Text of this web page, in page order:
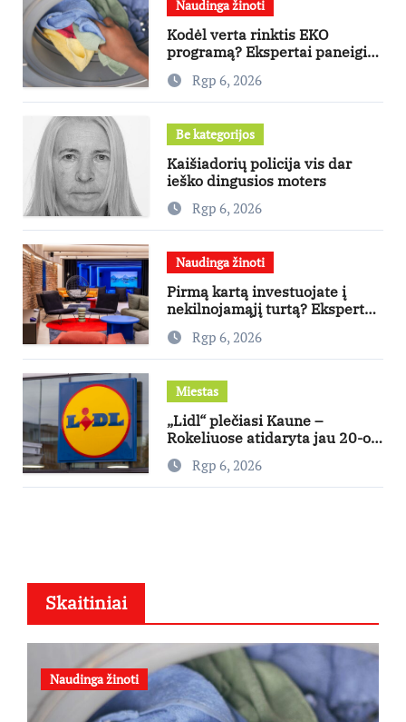
Naudinga žinoti
Kodėl verta rinktis EKO
programą? Ekspertai paneigia
dažniausius mitus
Rgp 6, 2026
Be kategorijos
Kaišiadorių policija vis dar
ieško dingusios moters
Rgp 6, 2026
Naudinga žinoti
Pirmą kartą investuojate į
nekilnojamąjį turtą? Ekspertas
pataria, kaip pasirinkti būstą,
kuris generuos grąžą
Rgp 6, 2026
Miestas
„Lidl“ plečiasi Kaune –
Rokeliuose atidaryta jau 20-oji
parduotuvė mieste
Rgp 6, 2026
Skaitiniai
Naudinga žinoti